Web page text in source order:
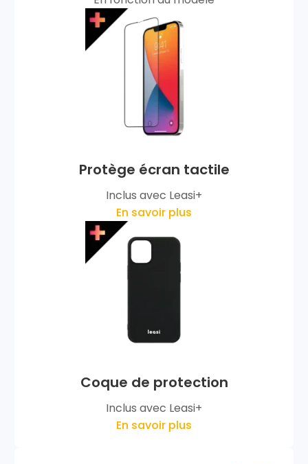
Protège écran tactile
Inclus avec Leasi+
En savoir plus
Coque de protection
Inclus avec Leasi+
En savoir plus